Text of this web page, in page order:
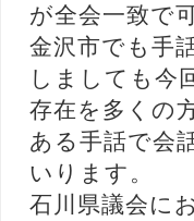
が全会一致で
金沢市でも手
しましても今
存在を多くの
ある手話で会
いります。
石川県議会に